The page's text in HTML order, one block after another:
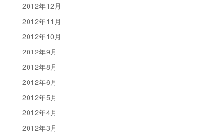
2012年12月
2012年11月
2012年10月
2012年9月
2012年8月
2012年6月
2012年5月
2012年4月
2012年3月